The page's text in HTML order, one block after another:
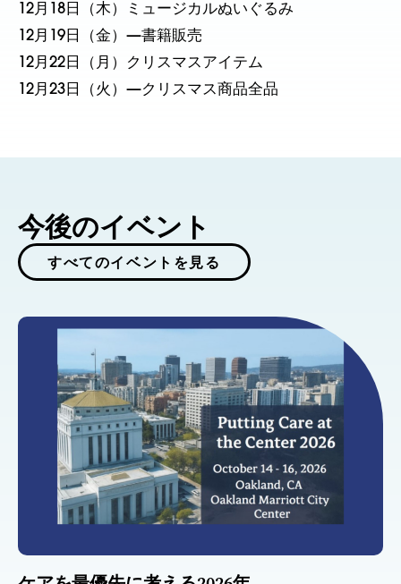
12月18日（木）ミュージカルぬいぐるみ
12月19日（金）—書籍販売
12月22日（月）クリスマスアイテム
12月23日（火）—クリスマス商品全品
今後のイベント
すべてのイベントを見る